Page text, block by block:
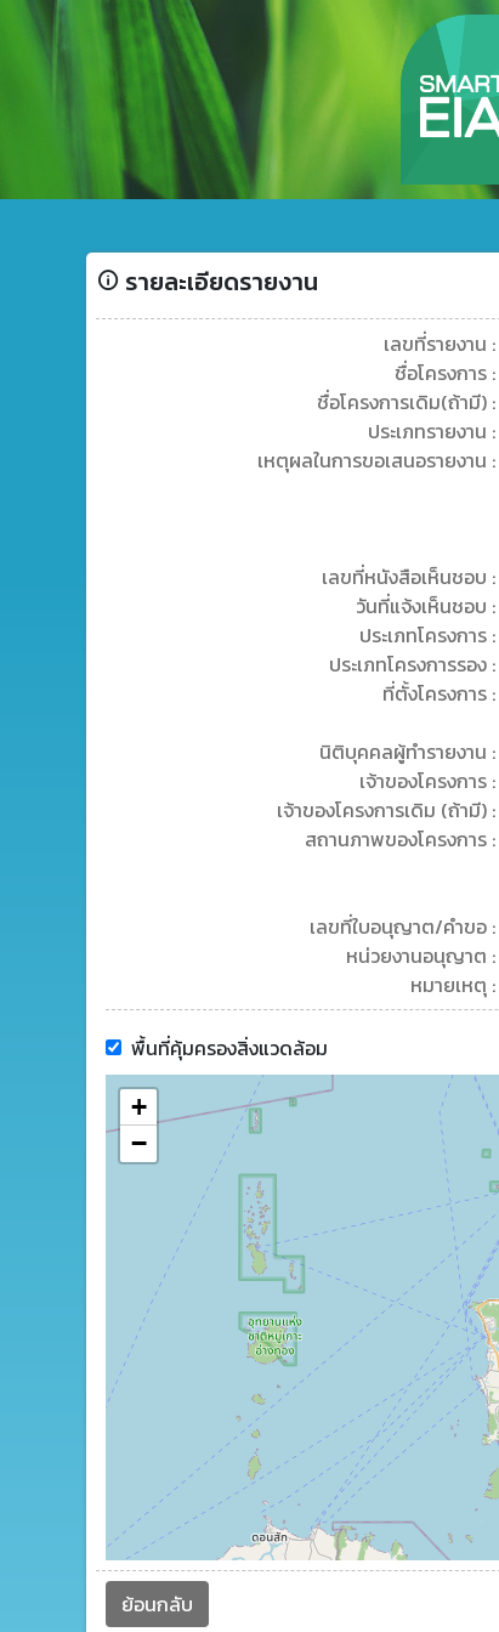
รายละเอียดรายงาน
เลขที่รายงาน :
ชื่อโครงการ :
ชื่อโครงการเดิม(ถ้ามี) :
ประเภทรายงาน :
เหตุผลในการขอเสนอรายงาน :
เลขที่หนังสือเห็นชอบ :
วันที่แจ้งเห็นชอบ :
ประเภทโครงการ :
ประเภทโครงการรอง :
ที่ตั้งโครงการ :
นิติบุคคลผู้ทำรายงาน :
เจ้าของโครงการ :
เจ้าของโครงการเดิม (ถ้ามี) :
สถานภาพของโครงการ :
เลขที่ใบอนุญาต/คำขอ :
หน่วยงานอนุญาต :
หมายเหตุ :
พื้นที่คุ้มครองสิ่งแวดล้อม
+
−
ย้อนกลับ